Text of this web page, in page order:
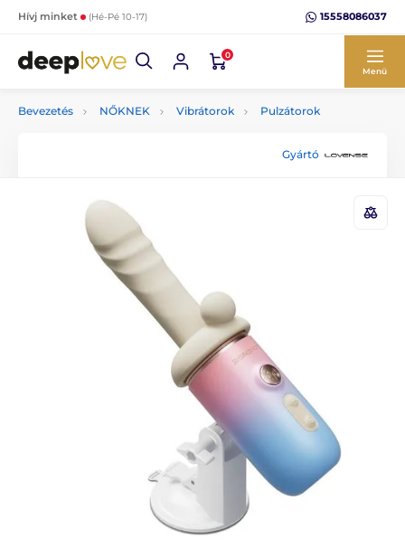
Hívj minket (Hé-Pé 10-17) 15558086037
0
Menü
Bevezetés NŐKNEK Vibrátorok Pulzátorok
Gyártó